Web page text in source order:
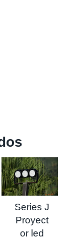
Series J
Proyect
or led